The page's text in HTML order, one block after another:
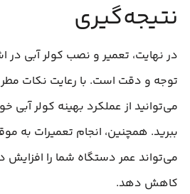
نتیجه‌گیری
در نهایت، تعمیر و نصب کولر آبی در
توجه و دقت است. با رعایت نکات
می‌توانید از عملکرد بهینه کولر
ببرید. همچنین، انجام تعمیرات به
می‌تواند عمر دستگاه شما را
کاهش دهد.